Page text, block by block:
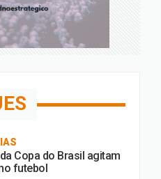
Copa do Brasil agitam
futebol